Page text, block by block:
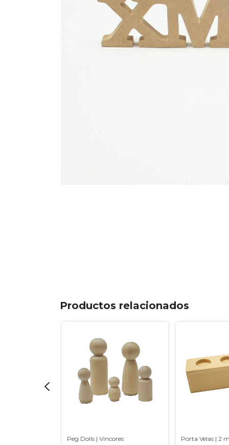
Productos relacionados
Peg Dolls | Vincores Porta Velas | 2